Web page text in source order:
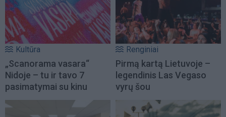
Kultūra
„Scanorama vasara“
Nidoje – tu ir tavo 7
pasimatymai su kinu
Renginiai
Pirmą kartą Lietuvoje –
legendinis Las Vegaso
vyrų šou